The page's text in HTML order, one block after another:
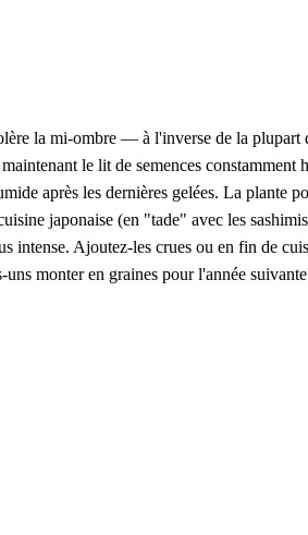
la mi-ombre — à l'inverse de la plupart
le lit de semences constamment
après les dernières gelées. La plante
japonaise (en "tade" avec les
intense. Ajoutez-les crues ou en fin de
monter en graines pour l'année